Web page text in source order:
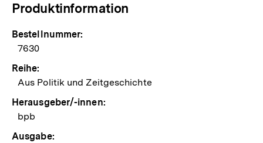
Produktinformation
Bestellnummer:
7630
Reihe:
Aus Politik und Zeitgeschichte
Herausgeber/-innen:
bpb
Ausgabe: